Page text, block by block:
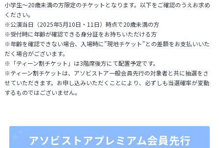
小学生～20歳未満の方限定のチケットとなります。以下をご確認のうえお求め
ください。
※公演当日（2025年5月10日・11日）時点で20歳未満の方
※受付時に年齢が確認できる身分証をお持ちいただける方
※年齢を確認できない場合、入場時に”現地チケット”との差額をお支払いいた
だく場合がございます。
※「ティーン割チケット」は3階席後方にて配置予定です。
※ティーン割チケットは、アソビストア一般会員先行の対象者と共に抽選をさ
せていただきます。お申し込みいただくことにより、必ずしも当選確率が変動
するものではございません。
アソビストアプレミアム会員先行